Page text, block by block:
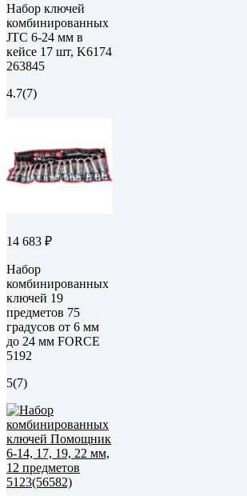
Набор ключей
комбинированных
JTC 6-24 мм в
кейсе 17 шт, K6174
263845
4.7(7)
14 683 ₽
Набор
комбинированных
ключей 19
предметов 75
градусов от 6 мм
до 24 мм FORCE
5192
5(7)